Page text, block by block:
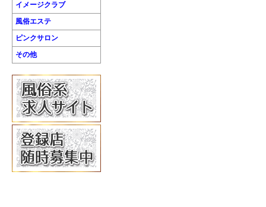
イメージクラブ
風俗エステ
ピンクサロン
その他